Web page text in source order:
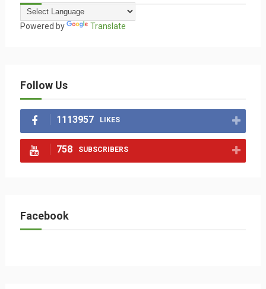
Powered by Translate
Follow Us
1113957 LIKES
758 SUBSCRIBERS
Facebook